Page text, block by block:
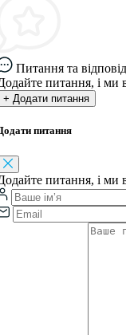
Питання та
питання, і ми
+ Додати питання
питання
питання, і ми